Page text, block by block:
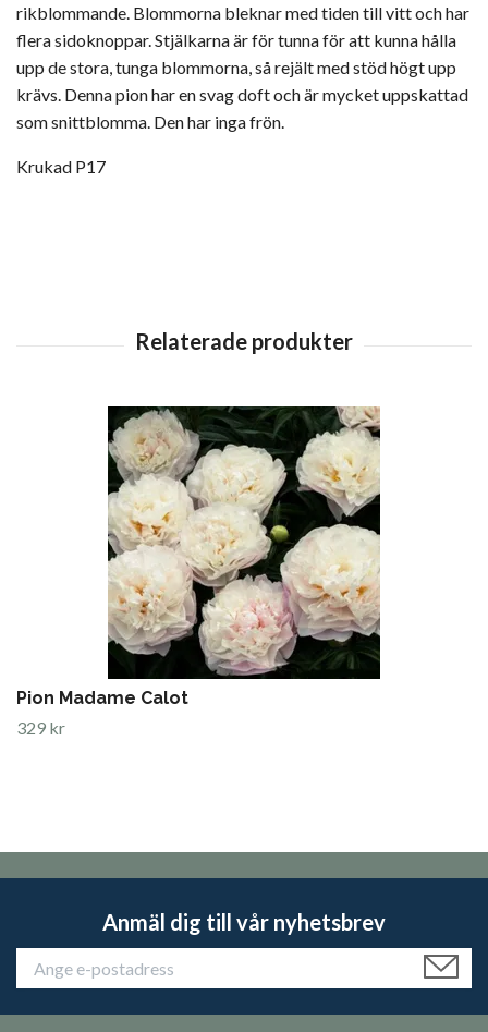
rikblommande. Blommorna bleknar med tiden till vitt och har
flera sidoknoppar. Stjälkarna är för tunna för att kunna hålla
upp de stora, tunga blommorna, så rejält med stöd högt upp
krävs. Denna pion har en svag doft och är mycket uppskattad
som snittblomma. Den har inga frön.
Krukad P17
Pion Madame Calot
329 kr
Anmäl dig till vår nyhetsbrev